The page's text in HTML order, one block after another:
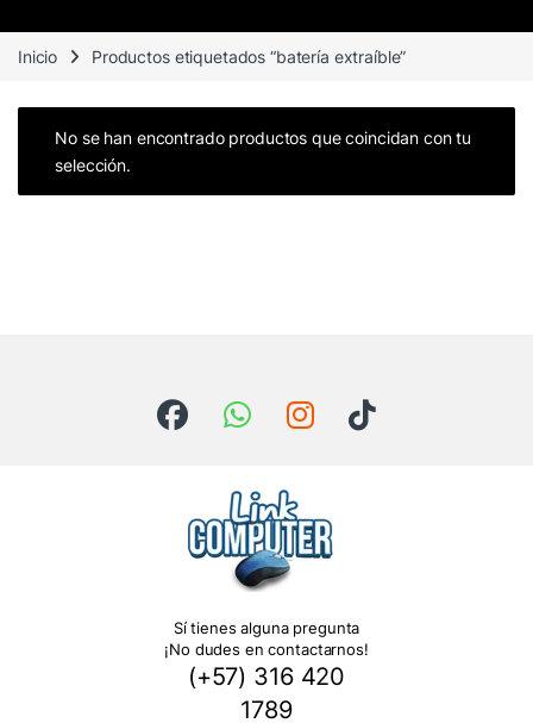
Inicio Productos etiquetados “batería extraíble”
No se han encontrado productos que coincidan con tu
selección.
Sí tienes alguna pregunta
¡No dudes en contactarnos!
(+57) 316 420
1789